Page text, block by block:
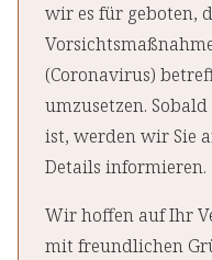
wir es für geboten,
(Coronavirus)
umzusetzen.
ist, werden wir Sie
Details informieren.
Wir hoffen auf Ihr
mit freundlichen